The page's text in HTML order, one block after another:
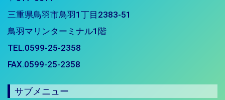
三重県鳥羽市鳥羽1丁目2383-51
鳥羽マリンターミナル1階
TEL.0599-25-2358
FAX.0599-25-2358
サブメニュー